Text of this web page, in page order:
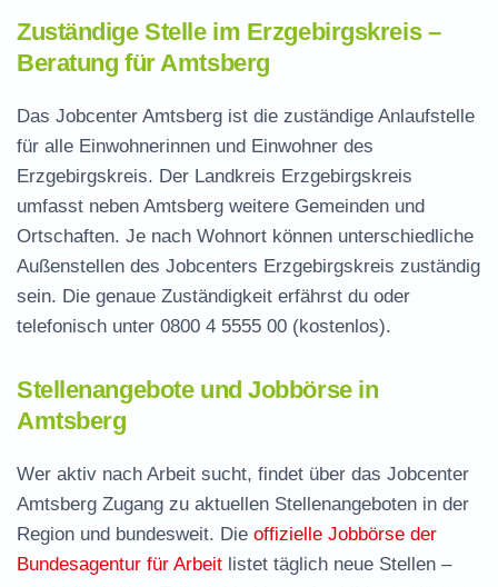
Zuständige Stelle im Erzgebirgskreis –
Beratung für Amtsberg
Das Jobcenter Amtsberg ist die zuständige Anlaufstelle
für alle Einwohnerinnen und Einwohner des
Erzgebirgskreis. Der Landkreis Erzgebirgskreis
umfasst neben Amtsberg weitere Gemeinden und
Ortschaften. Je nach Wohnort können unterschiedliche
Außenstellen des Jobcenters Erzgebirgskreis zuständig
sein. Die genaue Zuständigkeit erfährst du oder
telefonisch unter 0800 4 5555 00 (kostenlos).
Stellenangebote und Jobbörse in
Amtsberg
Wer aktiv nach Arbeit sucht, findet über das Jobcenter
Amtsberg Zugang zu aktuellen Stellenangeboten in der
Region und bundesweit. Die offizielle Jobbörse der
Bundesagentur für Arbeit listet täglich neue Stellen –